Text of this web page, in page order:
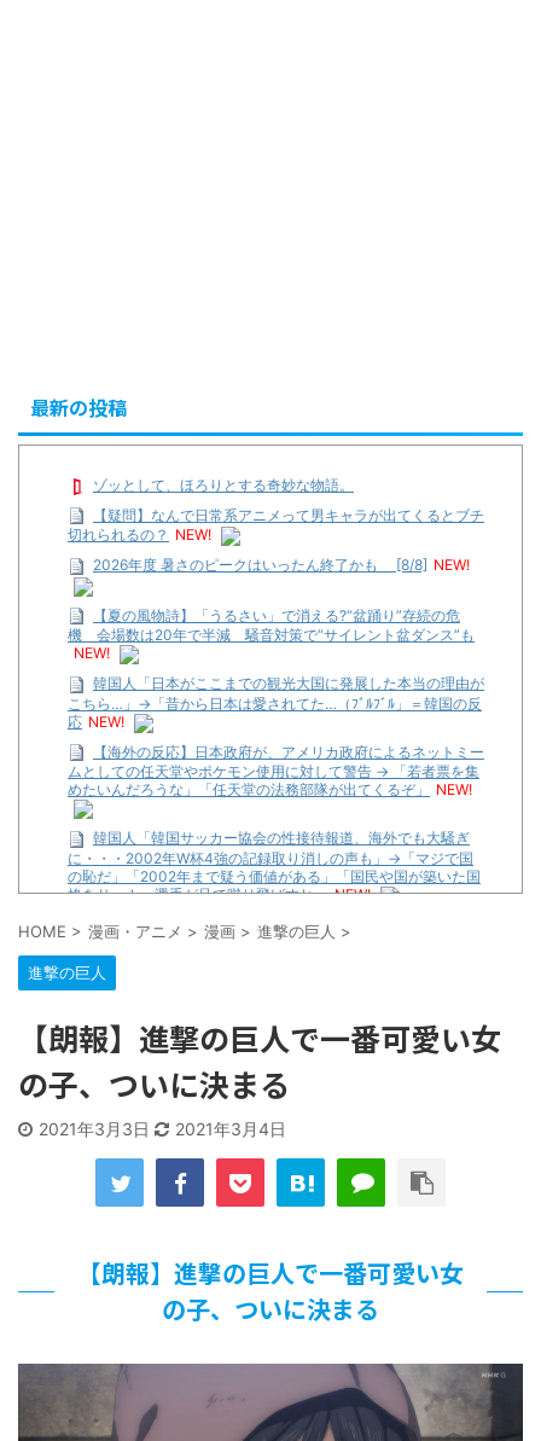
最新の投稿
ゾッとして、ほろりとする奇妙な物語。
【疑問】なんで日常系アニメって男キャラが出てくるとブチ
切れられるの？ NEW!
2026年度 暑さのピークはいったん終了かも [8/8] NEW!
【夏の風物詩】「うるさい」で消える?“盆踊り”存続の危
機 会場数は20年で半減 騒音対策で“サイレント盆ダンス”も
NEW!
韓国人「日本がここまでの観光大国に発展した本当の理由が
こちら…」→「昔から日本は愛されてた…（ﾌﾞﾙﾌﾞﾙ」＝韓国の反
応 NEW!
【海外の反応】日本政府が、アメリカ政府によるネットミー
ムとしての任天堂やポケモン使用に対して警告 → 「若者票を集
めたいんだろうな」「任天堂の法務部隊が出てくるぞ」
NEW!
韓国人「韓国サッカー協会の性接待報道、海外でも大騒ぎ
に・・・2002年W杯4強の記録取り消しの声も」→「マジで国
の恥だ」「2002年まで疑う価値がある」「国民や国が築いた国
格をサッカー選手が足で蹴り飛ばすね」 NEW!
【悲報】咲-Saki-さん、もうおっぱいがめちゃくちゃ
【遊戯王】いつ見ても覚醒だけ地属性との関連が意味不明だ
な…
…背が高い娘
【遊戯王】いつ見ても覚醒だけ地属性との関連が意味不明だ
な…
「洋画に日本版主題歌は必要か?」論争
【ギャルゲ】「千恋*万花」のアニメ化決定でKOTOKOが主
題歌歌うよ！
【R-18】真・女神転生 Road to the Transcendence【二次
創作】 第２０話
【画像】この女優さん、可愛すぎる
露！透明感が凄い！！
【朗報】齋藤飛鳥、前屈みで完全に見えてる動画が拡散され
てしまう…
HOME > 漫画・アニメ > 漫画 > 進撃の巨人 >
進撃の巨人
【朗報】進撃の巨人で一番可愛い女
の子、ついに決まる
2021年3月3日 2021年3月4日
【朗報】進撃の巨人で一番可愛い女
の子、ついに決まる